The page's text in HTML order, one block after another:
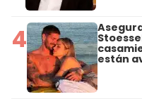
4
están